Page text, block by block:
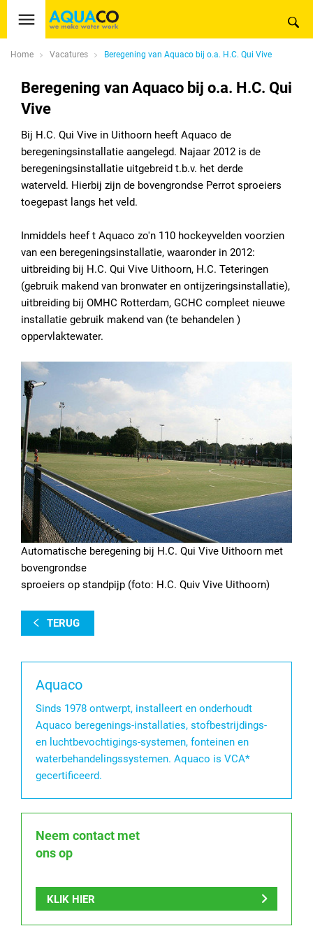
Home Vacatures Beregening van Aquaco bij o.a. H.C. Qui Vive
Beregening van Aquaco bij o.a. H.C. Qui
Vive
Bij H.C. Qui Vive in Uithoorn heeft Aquaco de
beregeningsinstallatie aangelegd. Najaar 2012 is de
beregeningsinstallatie uitgebreid t.b.v. het derde
waterveld. Hierbij zijn de bovengrondse Perrot sproeiers
toegepast langs het veld.
Inmiddels heef t Aquaco zo'n 110 hockeyvelden voorzien
van een beregeningsinstallatie, waaronder in 2012:
uitbreiding bij H.C. Qui Vive Uithoorn, H.C. Teteringen
(gebruik makend van bronwater en ontijzeringsinstallatie),
uitbreiding bij OMHC Rotterdam, GCHC compleet nieuwe
installatie gebruik makend van (te behandelen )
oppervlaktewater.
Automatische beregening bij H.C. Qui Vive Uithoorn met
bovengrondse
sproeiers op standpijp (foto: H.C. Quiv Vive Uithoorn)
TERUG
Aquaco
Sinds 1978 ontwerpt, installeert en onderhoudt
Aquaco beregenings-installaties, stofbestrijdings-
en luchtbevochtigings-systemen, fonteinen en
waterbehandelingssystemen. Aquaco is VCA*
gecertificeerd.
Neem contact met
ons op
KLIK HIER